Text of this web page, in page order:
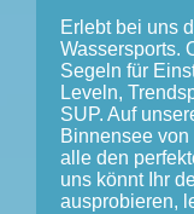
Erlebt bei uns
Wassersports.
Segeln für
Leveln,
SUP. Auf
Binnensee
alle den
uns könnt Ihr
ausprobieren,